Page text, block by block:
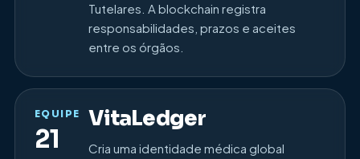
Tutelares. A blockchain registra
responsabilidades, prazos e aceites
entre os órgãos.
EQUIPE
21
VitaLedger
Cria uma identidade médica global